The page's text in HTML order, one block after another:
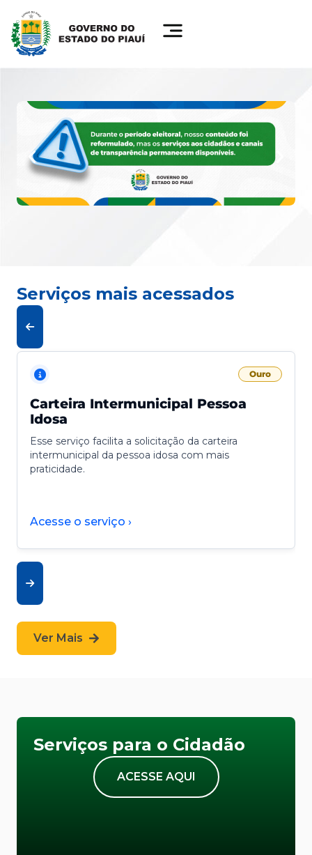
Serviços mais acessados
Ouro
Carteira Intermunicipal Pessoa
Idosa
Esse serviço facilita a solicitação da carteira
intermunicipal da pessoa idosa com mais
praticidade.
Acesse o serviço ›
Ver Mais
Serviços para o Cidadão
ACESSE AQUI